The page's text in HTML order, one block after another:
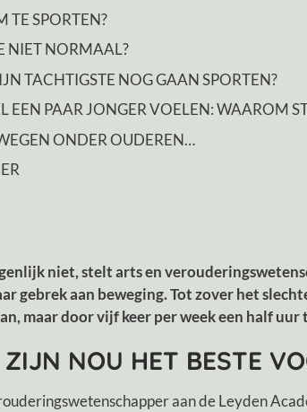
TE SPORTEN?
NIET NORMAAL?
TACHTIGSTE NOG GAAN SPORTEN?
EEN PAAR JONGER VOELEN: WAAROM
ONDER OUDEREN…
niet, stelt arts en
gebrek aan beweging. Tot zover het
maar door vijf keer per week een half uur
NOU HET BESTE
aan de Leyden